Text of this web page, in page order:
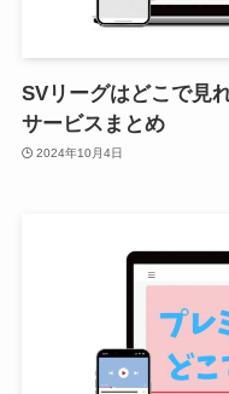
SVリーグはどこで見
サービスまとめ
2024年10月4日